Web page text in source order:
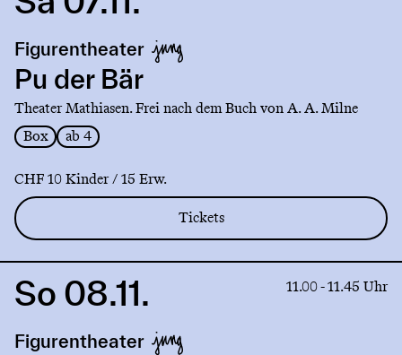
der
Bär
Figurentheater
Pu der Bär
Theater Mathiasen. Frei nach dem Buch von A. A. Milne
Box
ab 4
CHF 10 Kinder / 15 Erw.
Tickets
LinkSo 08.11. 11.00 - 11.45 Uhr
Figurentheater